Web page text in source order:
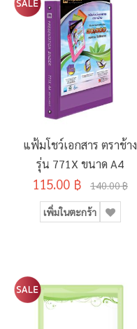
แฟ้มโชว์เอกสาร ตราช้าง
รุ่น 771X ขนาด A4
115.00 ฿ 140.00 ฿
เพิ่มในตะกร้า